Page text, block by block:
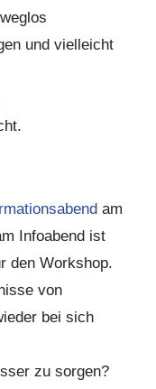
und vielleicht
am
Infoabend ist
den Workshop.
von
bei sich
zu sorgen?